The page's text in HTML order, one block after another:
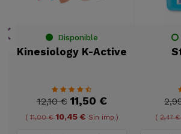
Disponible
Kinesiology K-Active
12,10 € 11,50 €
(11,00 €10,45 € Sin imp.) (2,47